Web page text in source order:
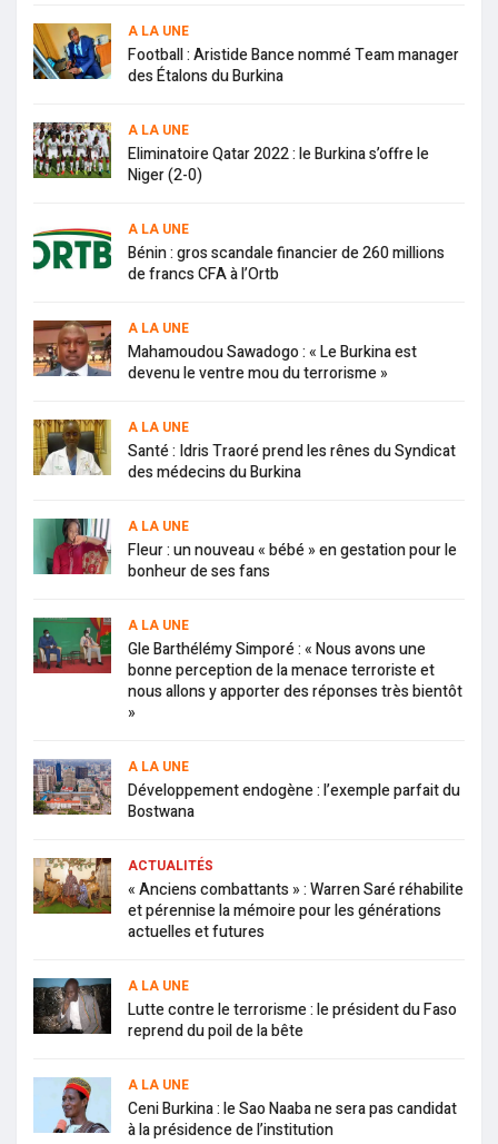
A LA UNE
Football : Aristide Bance nommé Team manager
des Étalons du Burkina
A LA UNE
Eliminatoire Qatar 2022 : le Burkina s’offre le
Niger (2-0)
A LA UNE
Bénin : gros scandale financier de 260 millions
de francs CFA à l’Ortb
A LA UNE
Mahamoudou Sawadogo : « Le Burkina est
devenu le ventre mou du terrorisme »
A LA UNE
Santé : Idris Traoré prend les rênes du Syndicat
des médecins du Burkina
A LA UNE
Fleur : un nouveau « bébé » en gestation pour le
bonheur de ses fans
A LA UNE
Gle Barthélémy Simporé : « Nous avons une
bonne perception de la menace terroriste et
nous allons y apporter des réponses très bientôt
»
A LA UNE
Développement endogène : l’exemple parfait du
Bostwana
ACTUALITÉS
« Anciens combattants » : Warren Saré réhabilite
et pérennise la mémoire pour les générations
actuelles et futures
A LA UNE
Lutte contre le terrorisme : le président du Faso
reprend du poil de la bête
A LA UNE
Ceni Burkina : le Sao Naaba ne sera pas candidat
à la présidence de l’institution